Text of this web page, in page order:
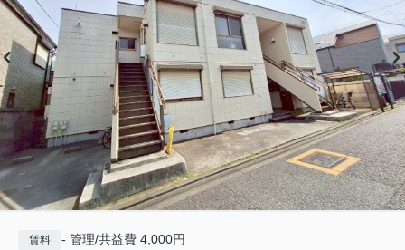
賃料 - 管理/共益費 4,000円